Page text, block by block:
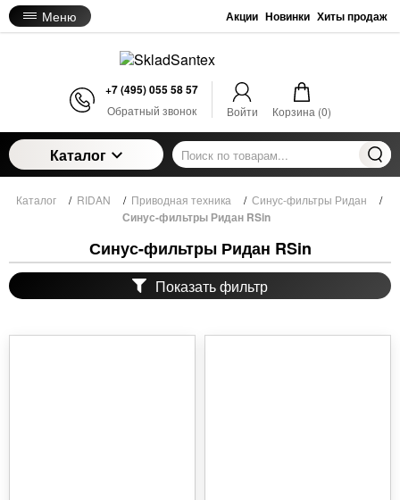
Меню Акции Новинки Хиты продаж
+7 (495) 055 58 57
Обратный звонок Войти Корзина (0)
Каталог
Каталог / RIDAN / Приводная техника / Синус-фильтры Ридан /
Синус-фильтры Ридан RSin
Синус-фильтры Ридан RSin
Показать фильтр